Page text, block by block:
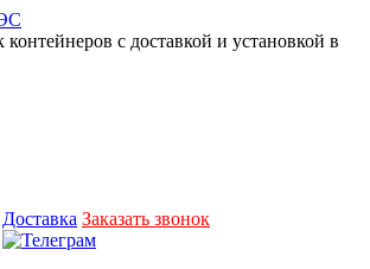
с доставкой и установкой в
Доставка Заказать звонок